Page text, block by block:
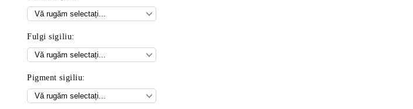
Fulgi sigiliu:
Pigment sigiliu: